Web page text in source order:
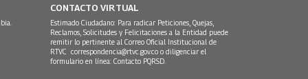
CONTACTO VIRTUAL
Estimado Ciudadano: Para radicar Peticiones, Quejas,
Reclamos, Solicitudes y Felicitaciones a la Entidad puede
remitir lo pertinente al Correo Oficial Institucional de
RTVC correspondencia@rtvc.gov.co o diligenciar el
formulario en línea: Contacto PQRSD.